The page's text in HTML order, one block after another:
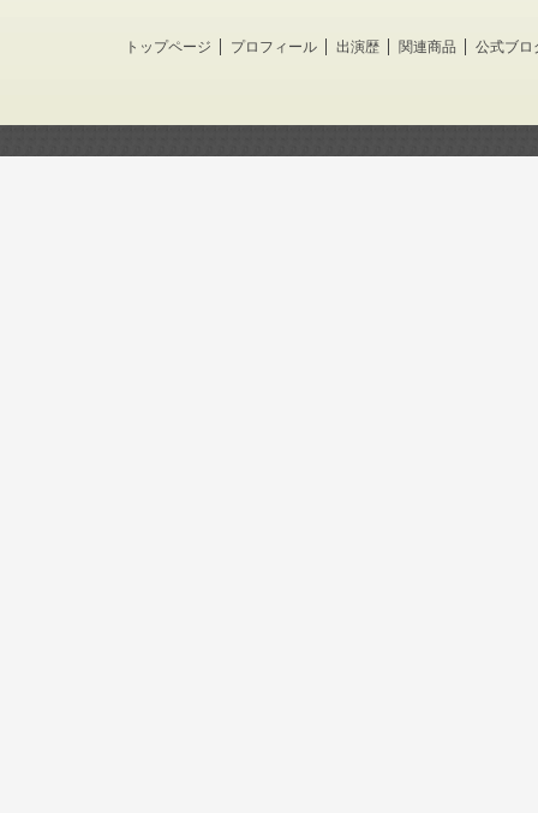
トップページ プロフィール 出演歴 関連商品 公式ブロ